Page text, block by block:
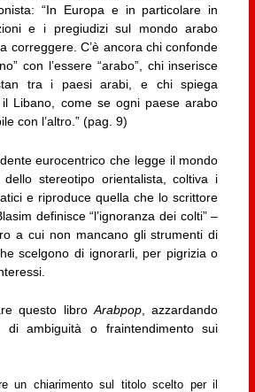
“In Europa e in particolare in
e i pregiudizi sul mondo arabo
correggere. C’è ancora chi confonde
con l’essere “arabo”, chi inserisce
tra i paesi arabi, e chi spiega
il Libano, come se ogni paese arabo
con l’altro.” (pag. 9)
eurocentrico che legge il mondo
stereotipo orientalista, coltiva i
e riproduce quella che lo scrittore
definisce “l’ignoranza dei colti” –
a cui non mancano gli strumenti di
scelgono di ignorarli, per pigrizia o
questo libroArabpop, azzardando
di ambiguità o fraintendimento sui
un chiarimento sul titolo scelto per il